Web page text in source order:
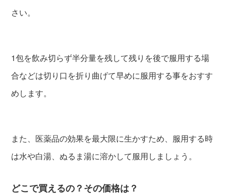
さい。
1包を飲み切らず半分量を残して残りを後で服用する場
合などは切り口を折り曲げて早めに服用する事をおすす
めします。
また、医薬品の効果を最大限に生かすため、服用する時
は水や白湯、ぬるま湯に溶かして服用しましょう。
どこで買えるの？その価格は？